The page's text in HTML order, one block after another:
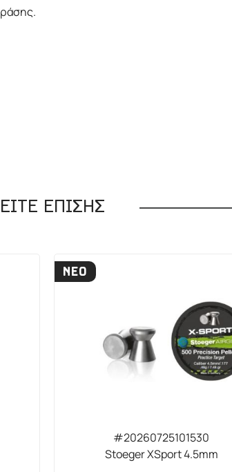
ΕΠΙΣΗΣ
#20260725101530
Stoeger XSport 4.5mm
ΝΕΟ